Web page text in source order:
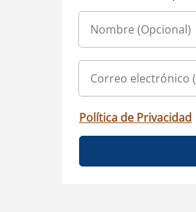
Política de Privacidad